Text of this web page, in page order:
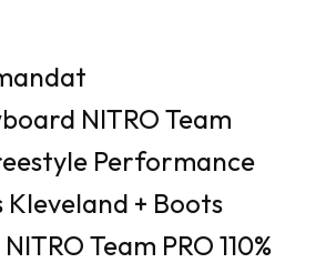
NITRO Team
Performance
Kleveland + Boots
Team PRO 110%